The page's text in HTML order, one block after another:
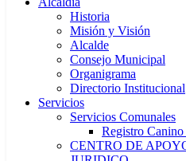
Historia
Misión y Visión
Alcalde
Consejo Municipal
Organigrama
Directorio Institucional
Servicios
Servicios Comunales
Registro
CENTRO DE